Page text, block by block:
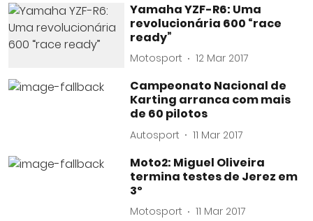
Yamaha YZF-R6: Uma
revolucionária 600 “race
ready”
Motosport 12 Mar 2017
Campeonato Nacional de
Karting arranca com mais
de 60 pilotos
Autosport 11 Mar 2017
Moto2: Miguel Oliveira
termina testes de Jerez em
3º
Motosport 11 Mar 2017